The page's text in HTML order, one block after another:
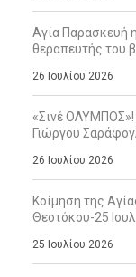
Αγία Παρασκευή
θεραπευτής του
26 Ιουλίου 2026
«Σινέ ΟΛΥΜΠΟΣ»!
Γιώργου
26 Ιουλίου 2026
Κοίμηση της
Θεοτόκου-25
25 Ιουλίου 2026